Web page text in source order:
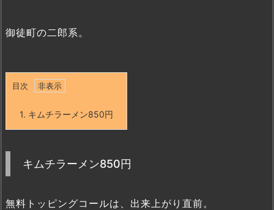
御徒町の二郎系。
目次
1. キムチラーメン850円
キムチラーメン850円
無料トッピングコールは、出来上がり直前。